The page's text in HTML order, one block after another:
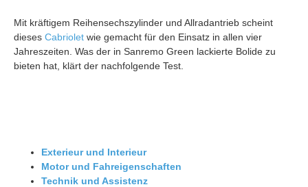
Mit kräftigem Reihensechszylinder und Allradantrieb scheint
dieses Cabriolet wie gemacht für den Einsatz in allen vier
Jahreszeiten. Was der in Sanremo Green lackierte Bolide zu
bieten hat, klärt der nachfolgende Test.
Exterieur und Interieur
Motor und Fahreigenschaften
Technik und Assistenz